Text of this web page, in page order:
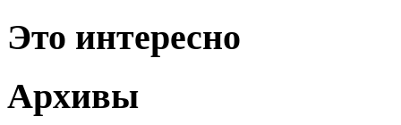
Это интересно
Архивы